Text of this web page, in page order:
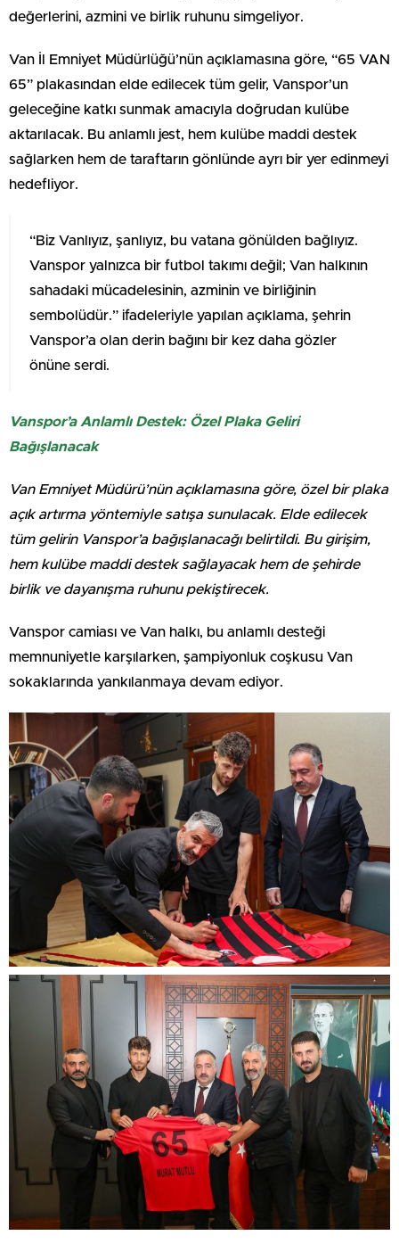
değerlerini, azmini ve birlik ruhunu simgeliyor.
Van İl Emniyet Müdürlüğü’nün açıklamasına göre, “65 VAN
65” plakasından elde edilecek tüm gelir, Vanspor’un
geleceğine katkı sunmak amacıyla doğrudan kulübe
aktarılacak. Bu anlamlı jest, hem kulübe maddi destek
sağlarken hem de taraftarın gönlünde ayrı bir yer edinmeyi
hedefliyor.
“Biz Vanlıyız, şanlıyız, bu vatana gönülden bağlıyız.
Vanspor yalnızca bir futbol takımı değil; Van halkının
sahadaki mücadelesinin, azminin ve birliğinin
sembolüdür.” ifadeleriyle yapılan açıklama, şehrin
Vanspor’a olan derin bağını bir kez daha gözler
önüne serdi.
Vanspor’a Anlamlı Destek: Özel Plaka Geliri
Bağışlanacak
Van Emniyet Müdürü’nün açıklamasına göre, özel bir plaka
açık artırma yöntemiyle satışa sunulacak. Elde edilecek
tüm gelirin Vanspor’a bağışlanacağı belirtildi. Bu girişim,
hem kulübe maddi destek sağlayacak hem de şehirde
birlik ve dayanışma ruhunu pekiştirecek.
Vanspor camiası ve Van halkı, bu anlamlı desteği
memnuniyetle karşılarken, şampiyonluk coşkusu Van
sokaklarında yankılanmaya devam ediyor.